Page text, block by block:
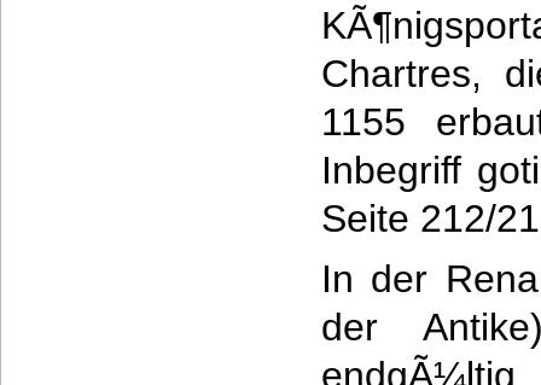
Chartres,
1155
Inbegriff
Seite 212/
In der
der